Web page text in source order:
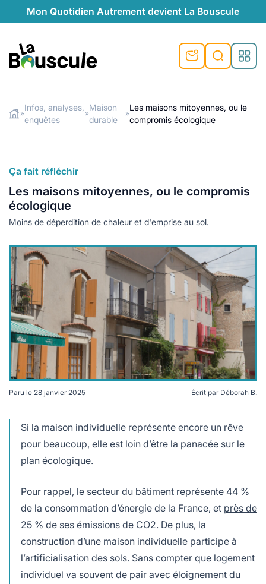
Mon Quotidien Autrement devient La Bouscule
au naturel
végétariennes
locales
durables
beauté naturelle
naturel
de recyclage
témoignages
douce
Rechercher
»
Infos, analyses,
enquêtes
»
Maison
durable
»
Les maisons mitoyennes, ou le
compromis écologique
Ça fait réfléchir
Les maisons mitoyennes, ou le compromis
écologique
Moins de déperdition de chaleur et d'emprise au sol.
écologiques. Crédits Kotkoa
Paru le 28 janvier 2025 Écrit par Déborah B.
Si la maison individuelle représente encore un rêve
pour beaucoup, elle est loin d’être la panacée sur le
plan écologique.
Pour rappel, le secteur du bâtiment représente 44 %
de la consommation d’énergie de la France, et près de
25 % de ses émissions de CO2. De plus, la
construction d’une maison individuelle participe à
l’artificialisation des sols. Sans compter que logement
individuel va souvent de pair avec éloignement du